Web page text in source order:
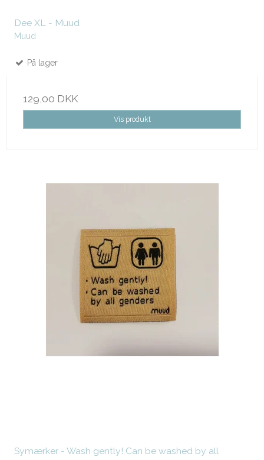
Dee XL - Muud
Muud
På lager
129,00 DKK
Vis produkt
Symærker - Wash gently! Can be washed by all